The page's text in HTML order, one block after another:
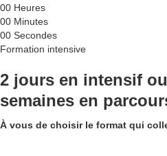
00 Heures
00 Minutes
00 Secondes
Formation intensive
2 jours en intensif
semaines en
À vous de choisir le format qui